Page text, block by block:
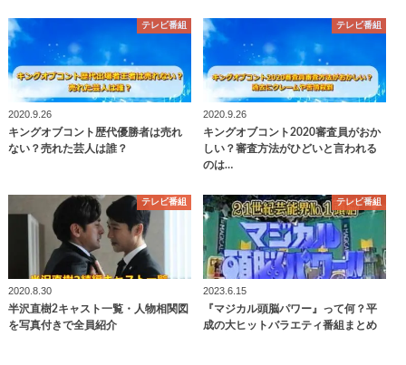
テレビ番組
2020.9.26
キングオブコント歴代優勝者は売れ
ない？売れた芸人は誰？
テレビ番組
2020.9.26
キングオブコント2020審査員がおか
しい？審査方法がひどいと言われる
のは…
テレビ番組
2020.8.30
半沢直樹2キャスト一覧・人物相関図
を写真付きで全員紹介
テレビ番組
2023.6.15
『マジカル頭脳パワー』って何？平
成の大ヒットバラエティ番組まとめ